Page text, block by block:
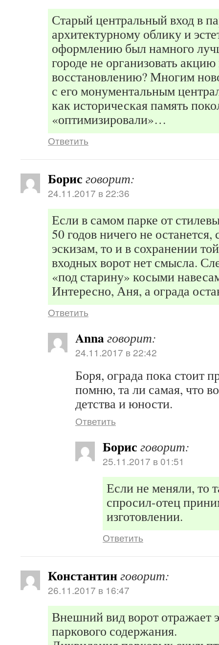
Старый центральный вход в
архитектурному облику и
оформлению был намного
городе не организовать акцию
восстановлению? Многим
с его монументальным
как историческая память
«оптимизировали»…
Ответить
Борис говорит:
24.11.2017 в 22:36
Если в самом парке от
50 годов ничего не
эскизам, то и в сохранении
входных ворот нет смысла.
«под старину» косыми
Интересно, Аня, а ограда
Ответить
Annaговорит:
24.11.2017 в 22:42
Боря, ограда пока стоит
помню, та ли самая, что
детства и юности.
Ответить
Борис говорит:
25.11.2017 в 01:51
Если не меняли, то
спросил-отец
изготовлении.
Ответить
Константинговорит:
26.11.2017 в 16:47
Внешний вид ворот отражает
паркового содержания.